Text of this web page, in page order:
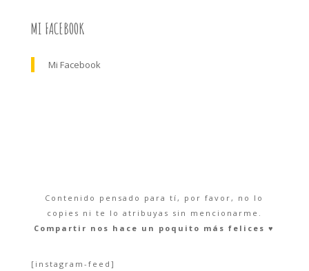
MI FACEBOOK
Mi Facebook
Contenido pensado para tí, por favor, no lo
copies ni te lo atribuyas sin mencionarme.
Compartir nos hace un poquito más felices ♥︎
[instagram-feed]